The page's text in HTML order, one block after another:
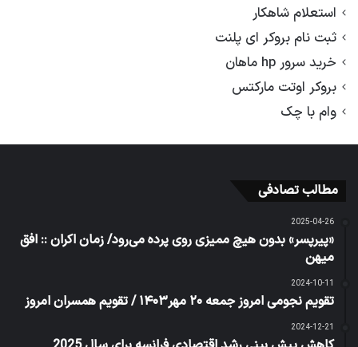
استعلام شاهکار
ثبت نام بروکر ای پلنت
خرید سرور hp ماهان
بروکر اوتت مارکتس
وام با چک
مطالب تصادفی
2025-04-26
«پیرپسر» بدون هیچ ممیزی روی پرده می‌رود/ زمان اکران :: افق
میهن
2024-10-11
تقویم نجومی امروز جمعه ۲۰ مهر۱۴۰۳ / تقویم همسران امروز
2024-12-21